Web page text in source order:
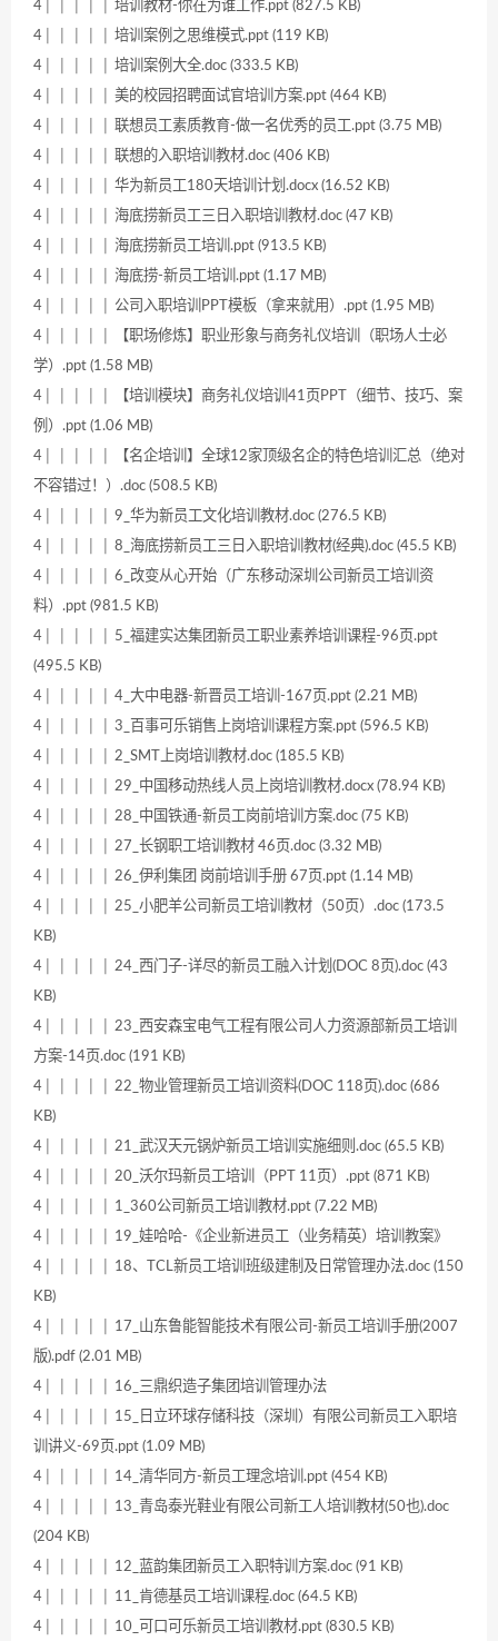
4│ │ │ │ │ 培训教材-你在为谁工作.ppt (827.5 KB)
4│ │ │ │ │ 培训案例之思维模式.ppt (119 KB)
4│ │ │ │ │ 培训案例大全.doc (333.5 KB)
4│ │ │ │ │ 美的校园招聘面试官培训方案.ppt (464 KB)
4│ │ │ │ │ 联想员工素质教育-做一名优秀的员工.ppt (3.75 MB)
4│ │ │ │ │ 联想的入职培训教材.doc (406 KB)
4│ │ │ │ │ 华为新员工180天培训计划.docx (16.52 KB)
4│ │ │ │ │ 海底捞新员工三日入职培训教材.doc (47 KB)
4│ │ │ │ │ 海底捞新员工培训.ppt (913.5 KB)
4│ │ │ │ │ 海底捞-新员工培训.ppt (1.17 MB)
4│ │ │ │ │ 公司入职培训PPT模板（拿来就用）.ppt (1.95 MB)
4│ │ │ │ │ 【职场修炼】职业形象与商务礼仪培训（职场人士必
学）.ppt (1.58 MB)
4│ │ │ │ │ 【培训模块】商务礼仪培训41页PPT（细节、技巧、案
例）.ppt (1.06 MB)
4│ │ │ │ │ 【名企培训】全球12家顶级名企的特色培训汇总（绝对
不容错过！）.doc (508.5 KB)
4│ │ │ │ │ 9_华为新员工文化培训教材.doc (276.5 KB)
4│ │ │ │ │ 8_海底捞新员工三日入职培训教材(经典).doc (45.5 KB)
4│ │ │ │ │ 6_改变从心开始（广东移动深圳公司新员工培训资
料）.ppt (981.5 KB)
4│ │ │ │ │ 5_福建实达集团新员工职业素养培训课程-96页.ppt
(495.5 KB)
4│ │ │ │ │ 4_大中电器-新晋员工培训-167页.ppt (2.21 MB)
4│ │ │ │ │ 3_百事可乐销售上岗培训课程方案.ppt (596.5 KB)
4│ │ │ │ │ 2_SMT上岗培训教材.doc (185.5 KB)
4│ │ │ │ │ 29_中国移动热线人员上岗培训教材.docx (78.94 KB)
4│ │ │ │ │ 28_中国铁通-新员工岗前培训方案.doc (75 KB)
4│ │ │ │ │ 27_长钢职工培训教材 46页.doc (3.32 MB)
4│ │ │ │ │ 26_伊利集团 岗前培训手册 67页.ppt (1.14 MB)
4│ │ │ │ │ 25_小肥羊公司新员工培训教材（50页）.doc (173.5
KB)
4│ │ │ │ │ 24_西门子-详尽的新员工融入计划(DOC 8页).doc (43
KB)
4│ │ │ │ │ 23_西安森宝电气工程有限公司人力资源部新员工培训
方案-14页.doc (191 KB)
4│ │ │ │ │ 22_物业管理新员工培训资料(DOC 118页).doc (686
KB)
4│ │ │ │ │ 21_武汉天元锅炉新员工培训实施细则.doc (65.5 KB)
4│ │ │ │ │ 20_沃尔玛新员工培训（PPT 11页）.ppt (871 KB)
4│ │ │ │ │ 1_360公司新员工培训教材.ppt (7.22 MB)
4│ │ │ │ │ 19_娃哈哈-《企业新进员工（业务精英）培训教案》
4│ │ │ │ │ 18、TCL新员工培训班级建制及日常管理办法.doc (150
KB)
4│ │ │ │ │ 17_山东鲁能智能技术有限公司-新员工培训手册(2007
版).pdf (2.01 MB)
4│ │ │ │ │ 16_三鼎织造子集团培训管理办法
4│ │ │ │ │ 15_日立环球存储科技（深圳）有限公司新员工入职培
训讲义-69页.ppt (1.09 MB)
4│ │ │ │ │ 14_清华同方-新员工理念培训.ppt (454 KB)
4│ │ │ │ │ 13_青岛泰光鞋业有限公司新工人培训教材(50也).doc
(204 KB)
4│ │ │ │ │ 12_蓝韵集团新员工入职特训方案.doc (91 KB)
4│ │ │ │ │ 11_肯德基员工培训课程.doc (64.5 KB)
4│ │ │ │ │ 10_可口可乐新员工培训教材.ppt (830.5 KB)